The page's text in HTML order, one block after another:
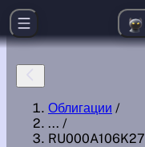
Облигации /
... /
RU000A106K27